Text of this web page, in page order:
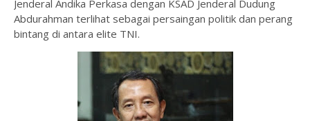
Jenderal Andika Perkasa dengan KSAD Jenderal Dudung
Abdurahman terlihat sebagai persaingan politik dan perang
bintang di antara elite TNI.